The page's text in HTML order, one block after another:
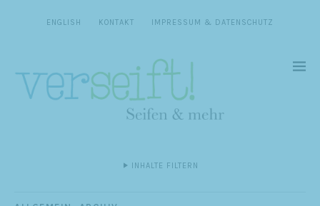
ENGLISH KONTAKT IMPRESSUM & DATENSCHUTZ
INHALTE FILTERN